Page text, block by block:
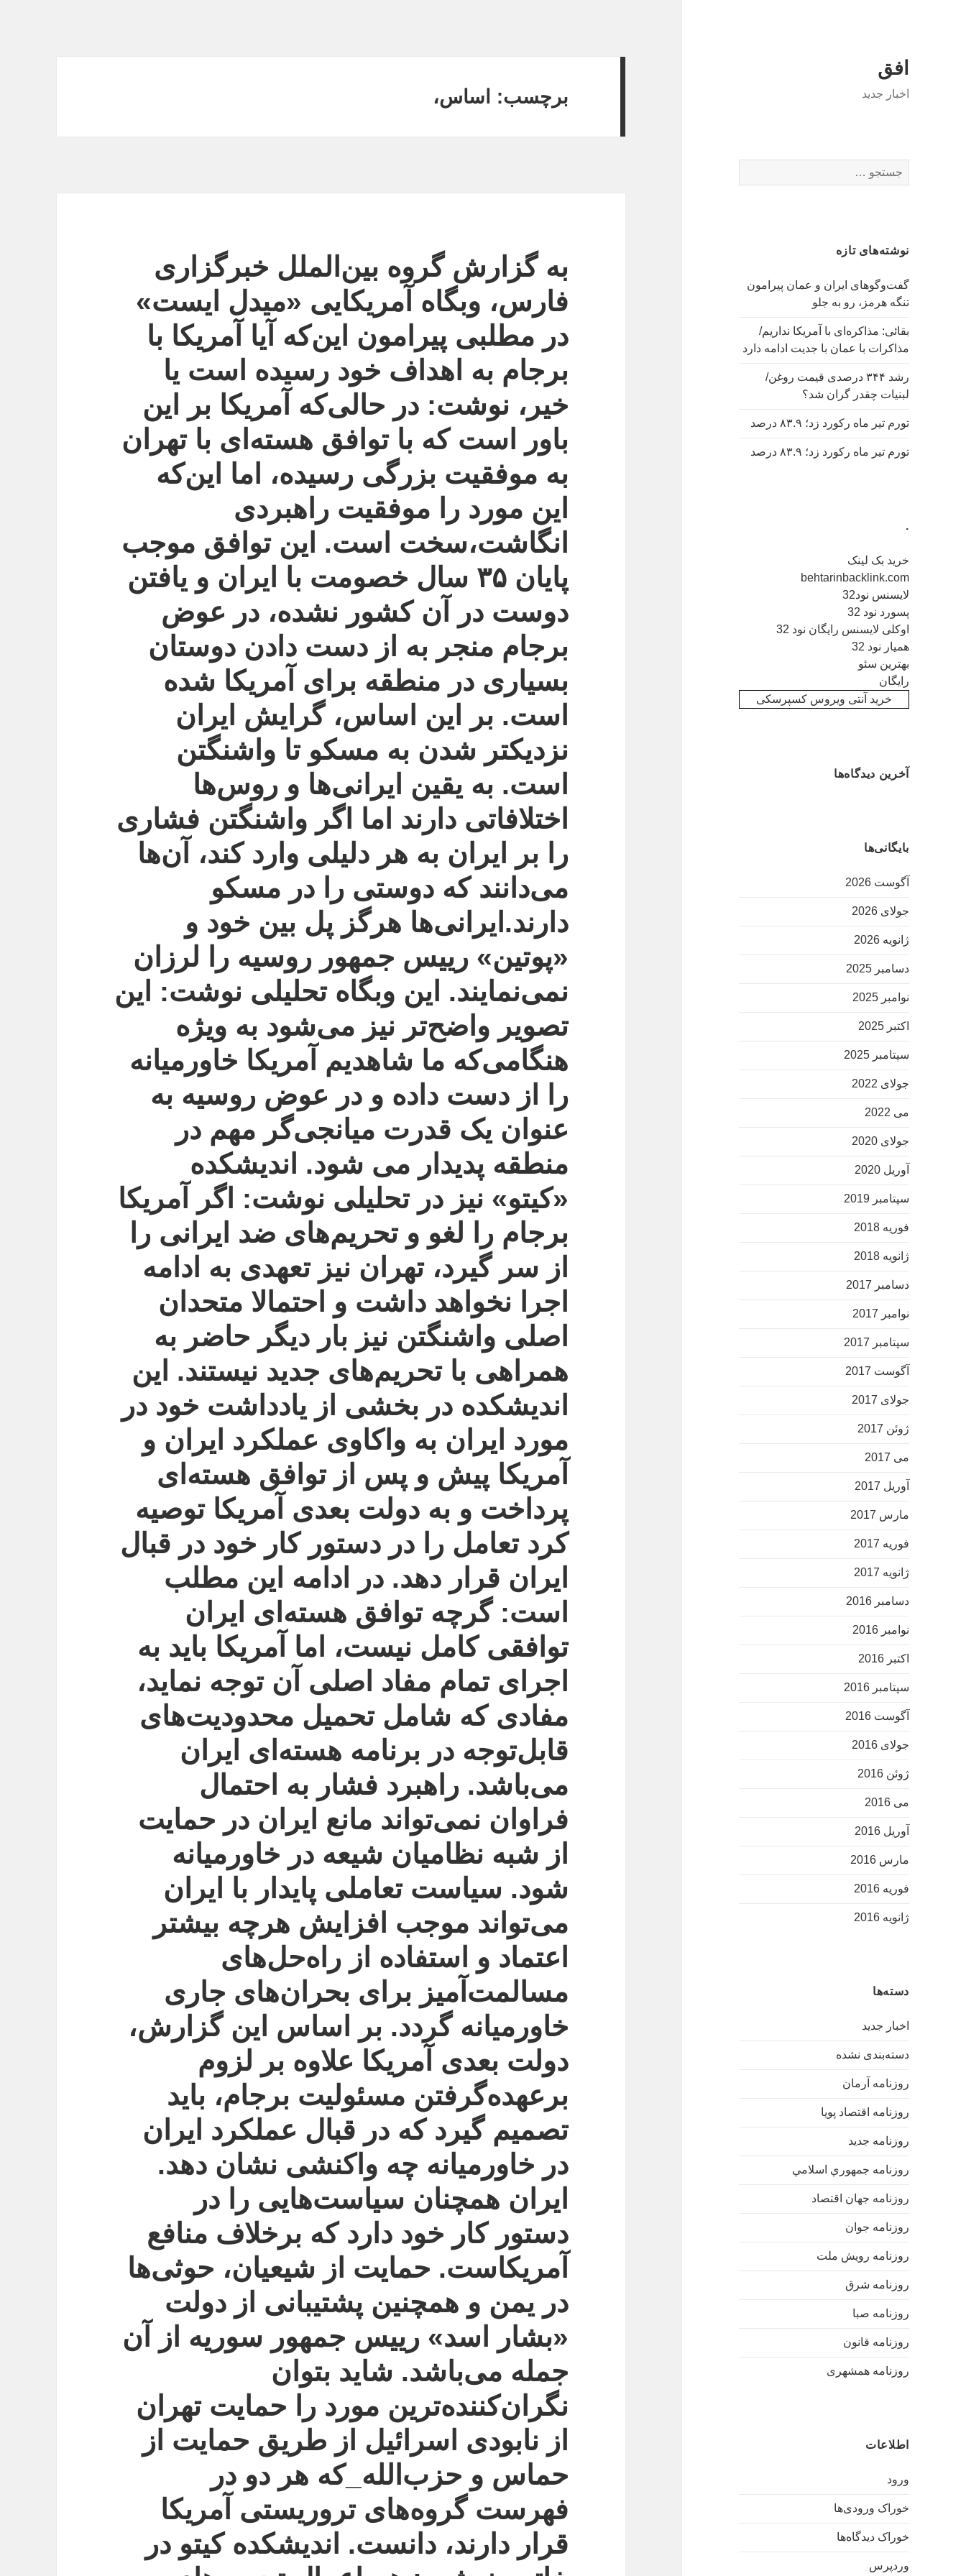
افق
اخبار جدید
برای:
نوشته‌های تازه
گفت‌وگوهای ایران و عمان پیرامون
تنگه هرمز، رو به جلو
بقائی: مذاکره‌ای با آمریکا نداریم/
مذاکرات با عمان با جدیت ادامه دارد
رشد ۳۴۴ درصدی قیمت روغن/
لبنیات چقدر گران شد؟
تورم تیر ماه رکورد زد؛ ۸۳.۹ درصد
تورم تیر ماه رکورد زد؛ ۸۳.۹ درصد
.
خرید بک لینک
behtarinbacklink.com
لایسنس نود32
پسورد نود 32
اوکلی لایسنس رایگان نود 32
همیار نود 32
بهترین سئو
رایگان
خرید آنتی ویروس کسپرسکی
آخرین دیدگاه‌ها
بایگانی‌ها
آگوست 2026
جولای 2026
ژانویه 2026
دسامبر 2025
نوامبر 2025
اکتبر 2025
سپتامبر 2025
جولای 2022
می 2022
جولای 2020
آوریل 2020
سپتامبر 2019
فوریه 2018
ژانویه 2018
دسامبر 2017
نوامبر 2017
سپتامبر 2017
آگوست 2017
جولای 2017
ژوئن 2017
می 2017
آوریل 2017
مارس 2017
فوریه 2017
ژانویه 2017
دسامبر 2016
نوامبر 2016
اکتبر 2016
سپتامبر 2016
آگوست 2016
جولای 2016
ژوئن 2016
می 2016
آوریل 2016
مارس 2016
فوریه 2016
ژانویه 2016
دسته‌ها
اخبار جدید
دسته‌بندی نشده
روزنامه آرمان
روزنامه اقتصاد پویا
روزنامه جدید
روزنامه جمهوري اسلامي
روزنامه جهان اقتصاد
روزنامه جوان
روزنامه رویش ملت
روزنامه شرق
روزنامه صبا
روزنامه قانون
روزنامه همشهری
اطلاعات
ورود
خوراک ورودی‌ها
خوراک دیدگاه‌ها
وردپرس
برچسب: اساس،
به گزارش گروه بین‌الملل خبرگزاری
فارس، وبگاه آمریکایی «میدل ایست»
در مطلبی پیرامون این‌که آیا آمریکا با
برجام به اهداف خود رسیده است یا
خیر، نوشت: در حالی‌که آمریکا بر این
باور است که با توافق هسته‌ای با تهران
به موفقیت بزرگی رسیده، اما این‌که
این مورد را موفقیت راهبردی
انگاشت،سخت است. این توافق موجب
پایان ۳۵ سال خصومت با ایران و یافتن
دوست در آن کشور نشده، در عوض
برجام منجر به از دست دادن دوستان
بسیاری در منطقه برای آمریکا شده
است. بر این اساس، گرایش ایران
نزدیکتر شدن به مسکو تا واشنگتن
است. به یقین ایرانی‌ها و روس‌ها
اختلافاتی دارند اما اگر واشنگتن فشاری
را بر ایران به هر دلیلی وارد کند، آن‌ها
می‌دانند که دوستی را در مسکو
دارند.ایرانی‌ها هرگز پل بین خود و
«پوتین» رییس جمهور روسیه را لرزان
نمی‌نمایند. این وبگاه تحلیلی نوشت: این
تصویر واضح‌تر نیز می‌شود به ویژه
هنگامی‌که ما شاهدیم آمریکا خاورمیانه
را از دست داده و در عوض روسیه به
عنوان یک قدرت میانجی‌گر مهم در
منطقه پدیدار می شود. اندیشکده
«کیتو» نیز در تحلیلی نوشت: اگر آمریکا
برجام را لغو و تحریم‌های ضد ایرانی را
از سر گیرد، تهران نیز تعهدی به ادامه
اجرا نخواهد داشت و احتمالا متحدان
اصلی واشنگتن نیز بار دیگر حاضر به
همراهی با تحریم‌های جدید نیستند. این
اندیشکده در بخشی از یادداشت خود در
مورد ایران به واکاوی عملکرد ایران و
آمریکا پیش و پس از توافق هسته‌ای
پرداخت و به دولت بعدی آمریکا توصیه
کرد تعامل را در دستور کار خود در قبال
ایران قرار دهد. در ادامه این مطلب
است: گرچه توافق هسته‌ای ایران
توافقی کامل نیست، اما آمریکا باید به
اجرای تمام مفاد اصلی آن توجه نماید،
مفادی که شامل تحمیل محدودیت‌های
قابل‌توجه در برنامه هسته‌ای ایران
می‌باشد. راهبرد فشار به احتمال
فراوان نمی‌تواند مانع ایران در حمایت
از شبه نظامیان شیعه در خاورمیانه
شود. سیاست تعاملی پایدار با ایران
می‌تواند موجب افزایش هرچه بیشتر
اعتماد و استفاده از راه‌حل‌های
مسالمت‌آمیز برای بحران‌های جاری
خاورمیانه گردد. بر اساس این گزارش،
دولت بعدی آمریکا علاوه بر لزوم
برعهده‌گرفتن مسئولیت برجام، باید
تصمیم گیرد که در قبال عملکرد ایران
در خاورمیانه چه واکنشی نشان دهد.
ایران همچنان سیاست‌هایی را در
دستور کار خود دارد که برخلاف منافع
آمریکاست. حمایت از شیعیان، حوثی‌ها
در یمن و همچنین پشتیبانی‌ از دولت
«بشار اسد» رییس جمهور سوریه از آن
جمله می‌باشد. شاید بتوان
نگران‌کننده‌ترین مورد را حمایت تهران
از نابودی اسرائیل از طریق حمایت از
حماس و حزب‌الله_که هر دو در
فهرست گروه‌های تروریستی آمریکا
قرار دارند، دانست. اندیشکده کیتو در